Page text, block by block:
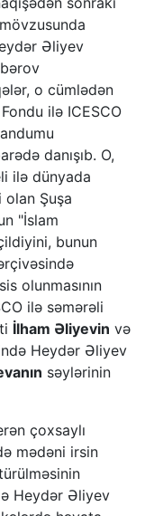
Əliyev
o cümlədən
ilə ICESCO
danışıb. O,
ilə dünyada
Şuşa
"İslam
bunun
olunmasının
ilə səmərəli
İlham Əliyevin və
Heydər Əliyev
səylərinin
çoxsaylı
mədəni irsin
Heydər Əliyev